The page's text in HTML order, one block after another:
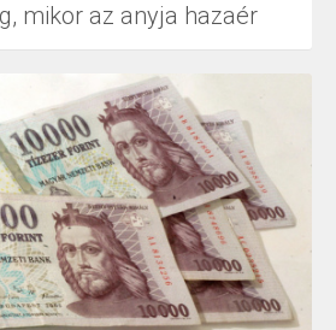
mikor az anyja hazaér